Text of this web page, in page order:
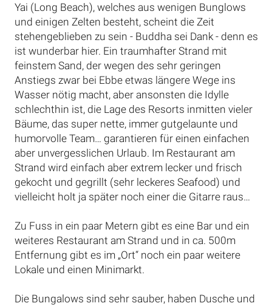
Yai (Long Beach), welches aus wenigen Bunglows
und einigen Zelten besteht, scheint die Zeit
stehengeblieben zu sein - Buddha sei Dank - denn es
ist wunderbar hier. Ein traumhafter Strand mit
feinstem Sand, der wegen des sehr geringen
Anstiegs zwar bei Ebbe etwas längere Wege ins
Wasser nötig macht, aber ansonsten die Idylle
schlechthin ist, die Lage des Resorts inmitten vieler
Bäume, das super nette, immer gutgelaunte und
humorvolle Team… garantieren für einen einfachen
aber unvergesslichen Urlaub. Im Restaurant am
Strand wird einfach aber extrem lecker und frisch
gekocht und gegrillt (sehr leckeres Seafood) und
vielleicht holt ja später noch einer die Gitarre raus…
Zu Fuss in ein paar Metern gibt es eine Bar und ein
weiteres Restaurant am Strand und in ca. 500m
Entfernung gibt es im „Ort“ noch ein paar weitere
Lokale und einen Minimarkt.
Die Bungalows sind sehr sauber, haben Dusche und